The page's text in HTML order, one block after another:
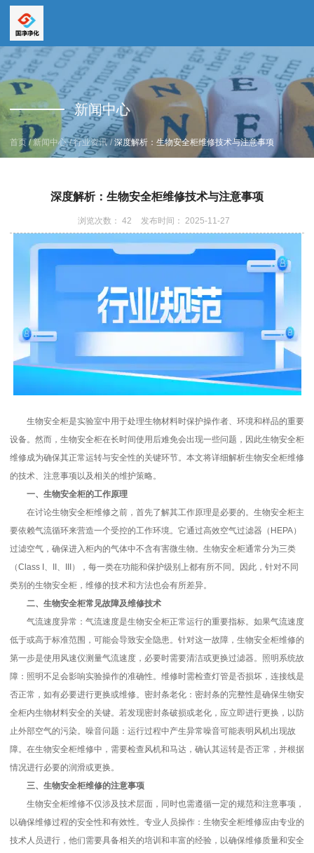
全国服务热线
19157616862
全国服务热线
15669159195新闻中心
首页 /新闻中心 /行业资讯 / 深度解析：生物安全柜维修技术与注意事项
深度解析：生物安全柜维修技术与注意事项
浏览次数： 42 发布时间： 2025-11-27
生物安全柜是实验室中用于处理生物材料时保护操作者、环境和样品的重要
设备。然而，生物安全柜在长时间使用后难免会出现一些问题，因此生物安全柜
维修成为确保其正常运转与安全性的关键环节。本文将详细解析生物安全柜维修
的技术、注意事项以及相关的维护策略。
一、生物安全柜的工作原理
在讨论生物安全柜维修之前，首先了解其工作原理是必要的。生物安全柜主
要依赖气流循环来营造一个受控的工作环境。它通过高效空气过滤器（HEPA）
过滤空气，确保进入柜内的气体中不含有害微生物。生物安全柜通常分为三类
（Class I、II、III），每一类在功能和保护级别上都有所不同。因此，针对不同
类别的生物安全柜，维修的技术和方法也会有所差异。
二、生物安全柜常见故障及维修技术
气流速度异常：气流速度是生物安全柜正常运行的重要指标。如果气流速度
低于或高于标准范围，可能会导致安全隐患。针对这一故障，生物安全柜维修的
第一步是使用风速仪测量气流速度，必要时需要清洁或更换过滤器。照明系统故
障：照明不足会影响实验操作的准确性。维修时需检查灯管是否损坏，连接线是
否正常，如有必要进行更换或维修。密封条老化：密封条的完整性是确保生物安
全柜内生物材料安全的关键。若发现密封条破损或老化，应立即进行更换，以防
止外部空气的污染。噪音问题：运行过程中产生异常噪音可能表明风机出现故
障。在生物安全柜维修中，需要检查风机和马达，确认其运转是否正常，并根据
情况进行必要的润滑或更换。
三、生物安全柜维修的注意事项
生物安全柜维修不仅涉及技术层面，同时也需遵循一定的规范和注意事项，
以确保维修过程的安全性和有效性。专业人员操作：生物安全柜维修应由专业的
技术人员进行，他们需要具备相关的培训和丰富的经验，以确保维修质量和安全